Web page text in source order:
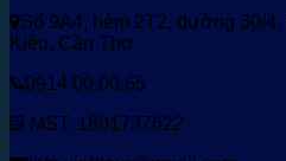
Số 9A4, hẻm 2T2, đường 30/4,
Kiều, Cần Thơ
0914.00.00.65
MST: 1801737622